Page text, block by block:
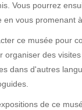
Vous pourrez
en vous promenant
ce musée pour
organiser des
dans d'autres
de ce